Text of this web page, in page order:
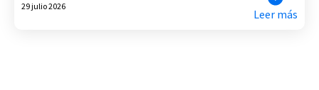
29 julio 2026
Leer más